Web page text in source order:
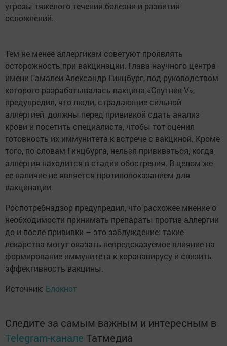
угрозы тяжелого течения болезни и развития
осложнений.
Тем не менее аллергикам советуют проявлять
осторожность при вакцинации. Глава научного центра
имени Гамалеи Александр Гинцбург, под руководством
которого разрабатывалась вакцина «Спутник V»,
предупредил, что люди, страдающие сильной
аллергией, должны перед прививкой сдать анализ
крови и посетить специалиста, чтобы тот оценил
готовность их иммунитета к встрече с вакциной. Кроме
того, по словам Гинцбурга, нельзя прививаться, когда
аллергия находится в стадии обострения. В целом же
ее наличие не является противопоказанием для
вакцинации.
Роспотребнадзор предупредил, что расхожее мнение о
необходимости принимать препараты против аллергии
до и после прививки – это заблуждение: такие
лекарства могут оказать непредсказуемое влияние на
формирование иммунитета к коронавирусу и снизить
эффективность вакцины.
Источник: Блокнот
Следите за самым важным и интересным в
Telegram-канале Татмедиа